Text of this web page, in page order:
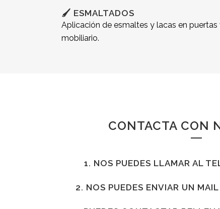
🖌️ ESMALTADOS
Aplicación de esmaltes y lacas en puertas
mobiliario.
CONTACTA CON
1. NOS PUEDES LLAMAR AL
2. NOS PUEDES ENVIAR UN MAIL